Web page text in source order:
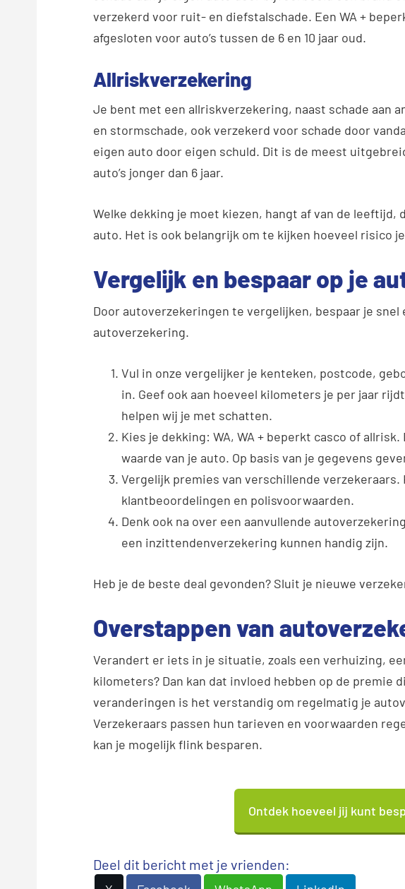
verzekerd voor ruit- en diefstalschade. Een WA +
afgesloten voor auto’s tussen de 6 en 10 jaar oud.
Allriskverzekering
Je bent met een allriskverzekering, naast schade aan
en stormschade, ook verzekerd voor schade door
eigen auto door eigen schuld. Dit is de meest
auto’s jonger dan 6 jaar.
Welke dekking je moet kiezen, hangt af van de leeftijd,
auto. Het is ook belangrijk om te kijken hoeveel risico
Vergelijk en bespaar op je
Door autoverzekeringen te vergelijken, bespaar je snel
autoverzekering.
Vul in onze vergelijker je kenteken, postcode,
in. Geef ook aan hoeveel kilometers je per jaar
helpen wij je met schatten.
Kies je dekking: WA, WA + beperkt casco of
waarde van je auto. Op basis van je gegevens
Vergelijk premies van verschillende verzekeraars.
klantbeoordelingen en polisvoorwaarden.
Denk ook na over een aanvullende
een inzittendenverzekering kunnen handig zijn.
Heb je de beste deal gevonden? Sluit je nieuwe
Overstappen van
Verandert er iets in je situatie, zoals een verhuizing,
kilometers? Dan kan dat invloed hebben op de premie
veranderingen is het verstandig om regelmatig je
Verzekeraars passen hun tarieven en voorwaarden
kan je mogelijk flink besparen.
Ontdek hoeveel jij kunt
Deel dit bericht met je vrienden: